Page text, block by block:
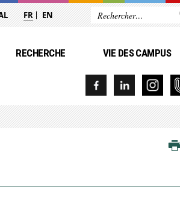
FR EN
RECHERCHE VIE DES CAMPUS